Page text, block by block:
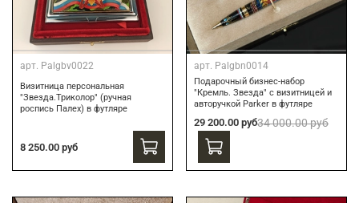
арт. Palgbv0022
Визитница персональная
"Звезда.Триколор" (ручная
роспись Палех) в футляре
8 250.00 руб
арт. Palgbn0014
Подарочный бизнес-набор
"Кремль. Звезда" с визитницей и
авторучкой Parker в футляре
29 200.00 руб34 000.00 руб